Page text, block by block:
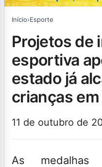
Início›Esporte
projetos de iniciação
esportiva
estado já
crianças
11 de outubro de
As medalhas